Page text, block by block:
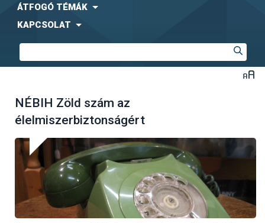
ÁTFOGÓ TÉMÁK
KAPCSOLAT
NÉBIH Zöld szám az
élelmiszerbiztonságért